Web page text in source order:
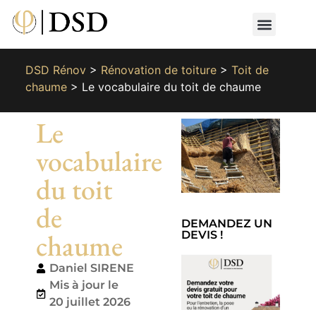
DSD Rénov> Rénovation de toiture> Toit de
chaume> Le vocabulaire du toit de chaume
Le
vocabulaire
du toit
de
chaume
Daniel SIRENE
Mis à jour le
20 juillet 2026
DEMANDEZ UN
DEVIS !